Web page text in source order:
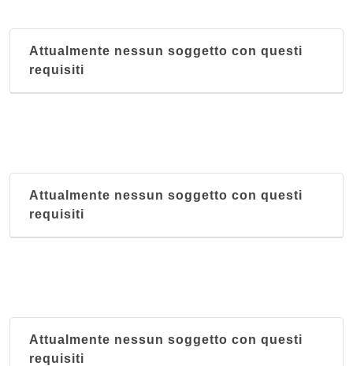
Attualmente nessun soggetto con questi
requisiti
Attualmente nessun soggetto con questi
requisiti
Attualmente nessun soggetto con questi
requisiti